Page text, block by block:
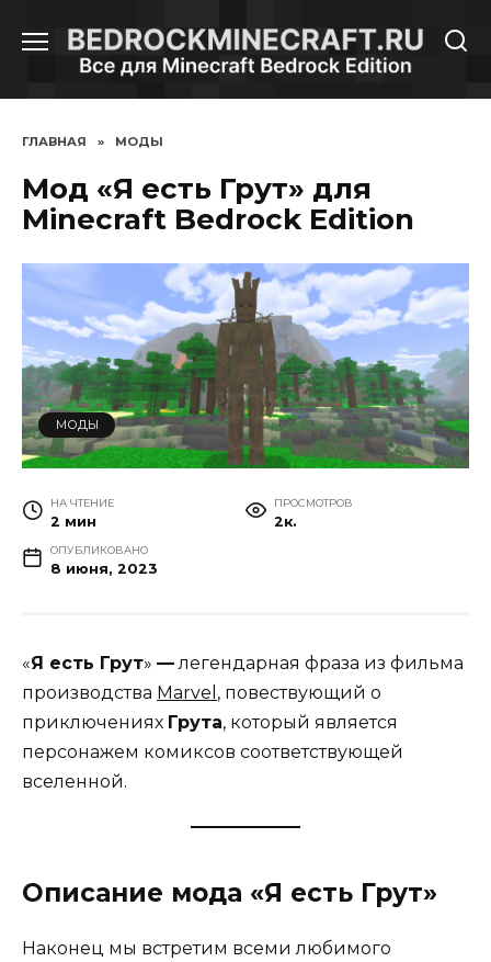
содержанию
ГЛАВНАЯ » МОДЫ
Мод «Я есть Грут» для
Minecraft Bedrock Edition
МОДЫ
НА ЧТЕНИЕ
2 мин
ПРОСМОТРОВ
2к.
ОПУБЛИКОВАНО
8 июня, 2023
«Я есть Грут» —легендарная фраза из фильма
производства Marvel , повествующий о
приключениях Грута, который является
персонажем комиксов соответствующей
вселенной.
Описание мода «Я есть Грут»
Наконец мы встретим всеми любимого